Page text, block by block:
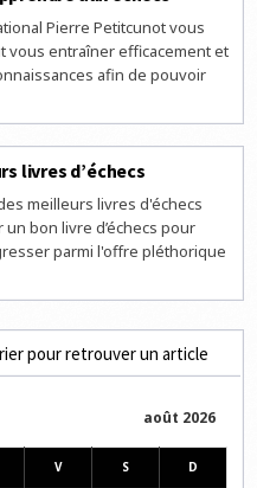
Pierre Petitcunot vous
vous entraîner efficacement et
afin de pouvoir
livres d’échecs
meilleurs livres d'échecs
un bon livre d’échecs pour
parmi l'offre pléthorique
pour retrouver un article
août 2026
V S D